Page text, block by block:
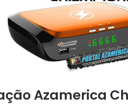
Azamerica